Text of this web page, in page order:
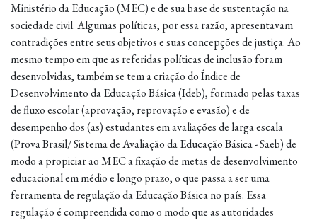
Ministério da Educação (MEC) e de sua base de sustentação na
sociedade civil. Algumas políticas, por essa razão, apresentavam
contradições entre seus objetivos e suas concepções de justiça. Ao
mesmo tempo em que as referidas políticas de inclusão foram
desenvolvidas, também se tem a criação do Índice de
Desenvolvimento da Educação Básica (Ideb), formado pelas taxas
de fluxo escolar (aprovação, reprovação e evasão) e de
desempenho dos (as) estudantes em avaliações de larga escala
(Prova Brasil/ Sistema de Avaliação da Educação Básica - Saeb) de
modo a propiciar ao MEC a fixação de metas de desenvolvimento
educacional em médio e longo prazo, o que passa a ser uma
ferramenta de regulação da Educação Básica no país. Essa
regulação é compreendida como o modo que as autoridades